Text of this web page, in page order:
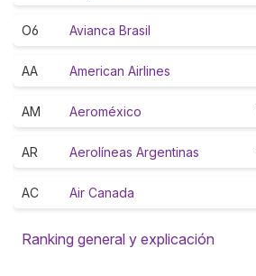
O6 Avianca Brasil
AA American Airlines
AM Aeroméxico
AR Aerolíneas Argentinas
AC Air Canada
Ranking general y explicación